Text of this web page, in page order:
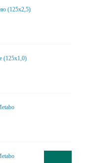
(125x2,5)
(125x1,0)